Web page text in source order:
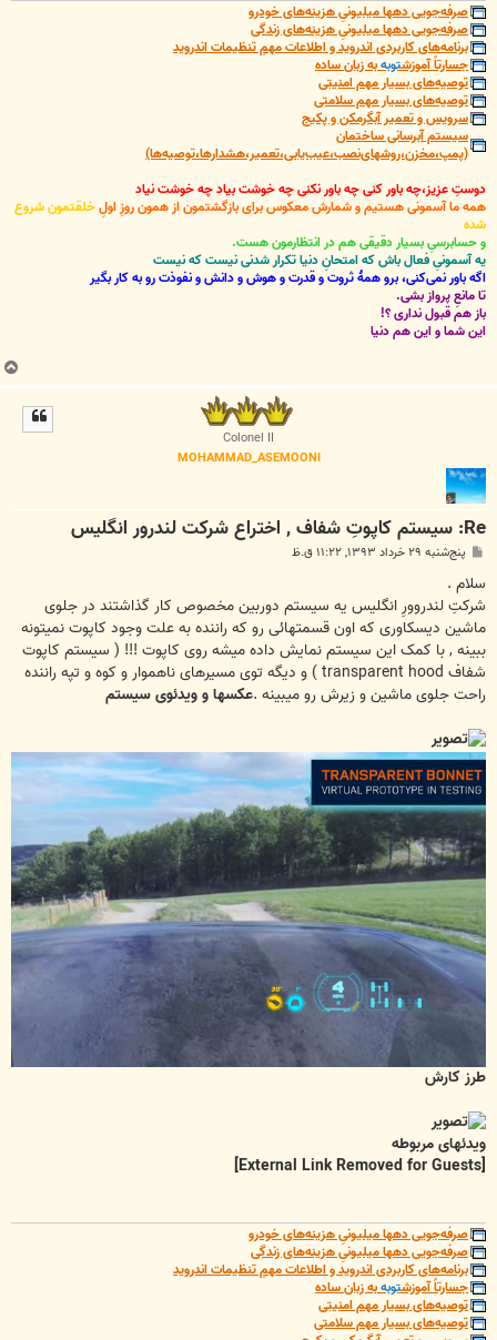
صرفه‌جویی دهها میلیونیِ هزینه‌های خودرو
صرفه‌جویی دهها میلیونیِ هزینه‌های زندگی
برنامه‌های کاربردی اندروید و اطلاعات مهمِ تنظیمات اندروید
جسارتاً آموزشتوبهبه زبان ساده
توصیه‌های بسیار مهم امنیتی
توصیه‌های بسیار مهم سلامتی
سرویس و تعمیر آبگرمکن و پکیج
سیستم آبرسانی ساختمان
(پمپ،مخزن،روشهای‌نصب،عیب‌یابی،تعمیر،هشدارها،توصیه‌ها)
دوستِ عزیز،چه باور کنی چه باور نکنی چه خوشت بیاد چه خوشت نیاد
همه ما آسمونی هستیم و شمارش معکوس برای بازگشتمون از همون روزِ اولِخلقتمون شروع
شده
و حسابرسیِ بسیار دقیقی هم در انتظارمون هست.
یه آسمونیِ فعال باش که امتحانِ دنیا تکرار شدنی نیست که نیست
اگه باور نمی‌کنی، برو همۀ ثروت و قدرت و هوش و دانش و نفوذت رو به کار بگیر
تا مانعِ پرواز بشی.
باز هم قبول نداری ؟!
این شما و این هم دنیا
Colonel II
MOHAMMAD_ASEMOONI
Re: سیستم کاپوتِ شفاف , اختراع شرکت لندرور انگلیس
س
ت
پنج‌شنبه ۲۹ خرداد ۱۳۹۳, ۱۱:۲۲ ق.ظ
سلام .
شرکتِ لندروورِ انگلیس یه سیستم دوربین مخصوص کار گذاشتند در جلوی
ماشین دیسکاوری که اون قسمتهائی رو که راننده به علت وجود کاپوت نمیتونه
ببینه , با کمک این سیستم نمایش داده میشه روی کاپوت !!! ( سیستم کاپوت
شفاف transparent hood ) و دیگه توی مسیرهای ناهموار و کوه و تپه راننده
راحت جلوی ماشین و زیرش رو میبینه .عکسها و ویدئوی سیستم
طرز کارش
ویدئهای مربوطه
[External Link Removed for Guests]
صرفه‌جویی دهها میلیونیِ هزینه‌های خودرو
صرفه‌جویی دهها میلیونیِ هزینه‌های زندگی
برنامه‌های کاربردی اندروید و اطلاعات مهمِ تنظیمات اندروید
جسارتاً آموزشتوبهبه زبان ساده
توصیه‌های بسیار مهم امنیتی
توصیه‌های بسیار مهم سلامتی